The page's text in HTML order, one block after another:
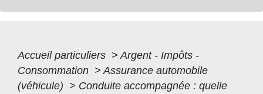
Accueil particuliers > Argent - Impôts -
Consommation > Assurance automobile
(véhicule) > Conduite accompagnée : quelle